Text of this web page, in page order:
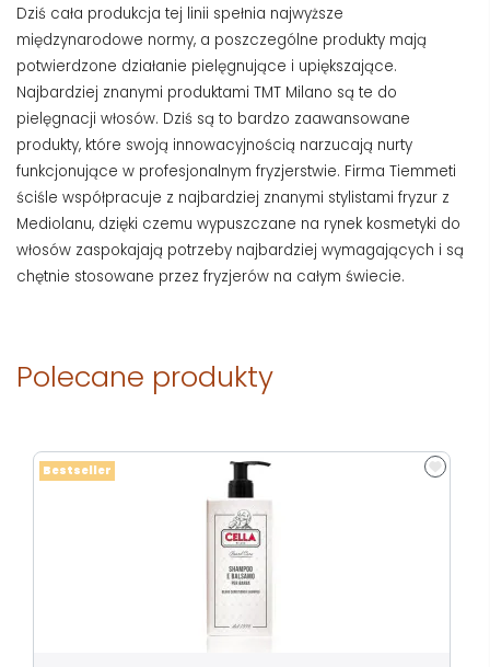
Dziś cała produkcja tej linii spełnia najwyższe
międzynarodowe normy, a poszczególne produkty mają
potwierdzone działanie pielęgnujące i upiększające.
Najbardziej znanymi produktami TMT Milano są te do
pielęgnacji włosów. Dziś są to bardzo zaawansowane
produkty, które swoją innowacyjnością narzucają nurty
funkcjonujące w profesjonalnym fryzjerstwie. Firma Tiemmeti
ściśle współpracuje z najbardziej znanymi stylistami fryzur z
Mediolanu, dzięki czemu wypuszczane na rynek kosmetyki do
włosów zaspokajają potrzeby najbardziej wymagających i są
chętnie stosowane przez fryzjerów na całym świecie.
Polecane produkty
Bestseller